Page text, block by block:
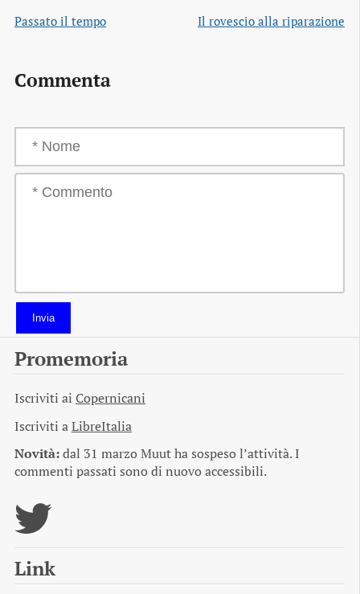
Passato il tempo
Il rovescio alla riparazione
Commenta
Invia
Promemoria
Iscriviti ai Copernicani
Iscriviti aLibreItalia
Novità:dal 31 marzo Muut ha sospeso l’attività. I
commenti passati sono di nuovo accessibili.
Link